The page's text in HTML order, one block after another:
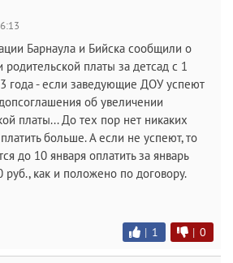
Барнаула и Бийска сообщили о
платы за детсад с 1
года - если заведующие ДОУ успеют
об увеличении
платы... До тех пор нет никаких
больше. А если не успеют, то
до 10 января оплатить за январь
руб., как и положено по договору.
| 1 | 0